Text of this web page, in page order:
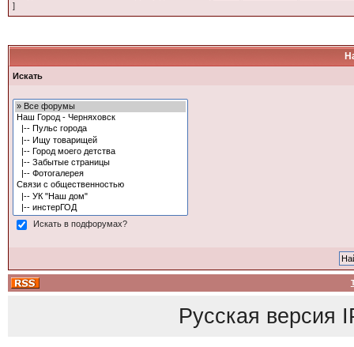
]
Искать
Искать в подфорумах?
Русская версия